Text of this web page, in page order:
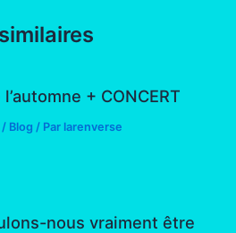
+ CONCERT
/ Blog / Par larenverse
nous vraiment être